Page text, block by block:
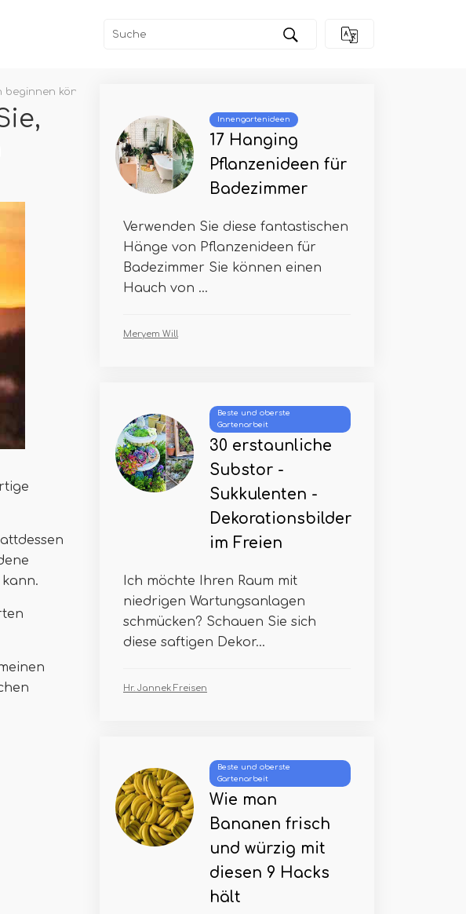
beginnen können
Innengartenideen
17 Hanging
Pflanzenideen für
Badezimmer
Verwenden Sie diese fantastischen
Hänge von Pflanzenideen für
Badezimmer Sie können einen
Hauch von ...
Meryem Will
Beste und oberste
Gartenarbeit
30 erstaunliche
Substor -
Sukkulenten -
Dekorationsbilder
im Freien
Ich möchte Ihren Raum mit
niedrigen Wartungsanlagen
schmücken? Schauen Sie sich
diese saftigen Dekor...
Hr. Jannek Freisen
Beste und oberste
Gartenarbeit
Wie man
Bananen frisch
und würzig mit
diesen 9 Hacks
hält